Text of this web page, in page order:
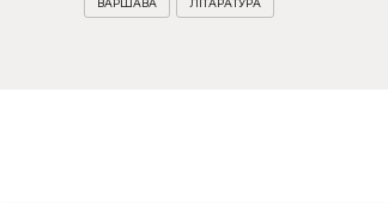
ВАРШАВА ЛІТАРАТУРА